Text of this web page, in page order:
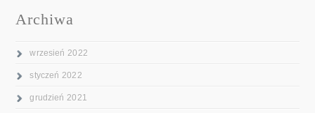
Archiwa
wrzesień 2022
styczeń 2022
grudzień 2021